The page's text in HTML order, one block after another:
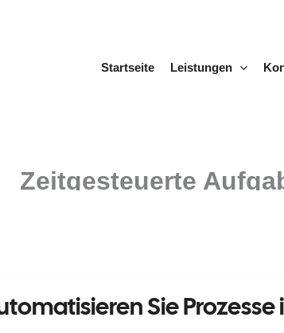
Startseite
Leistungen
Zeitgesteuerte
Sie Prozesse